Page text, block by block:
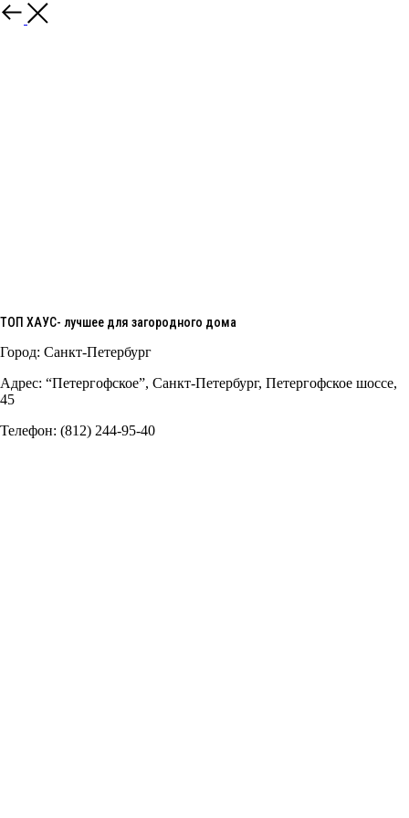
Назад
ТОП ХАУС- лучшее для загородного дома
Город: Санкт-Петербург
Адрес: “Петергофское”, Санкт-Петербург, Петергофское шоссе,
45
Телефон: (812) 244-95-40